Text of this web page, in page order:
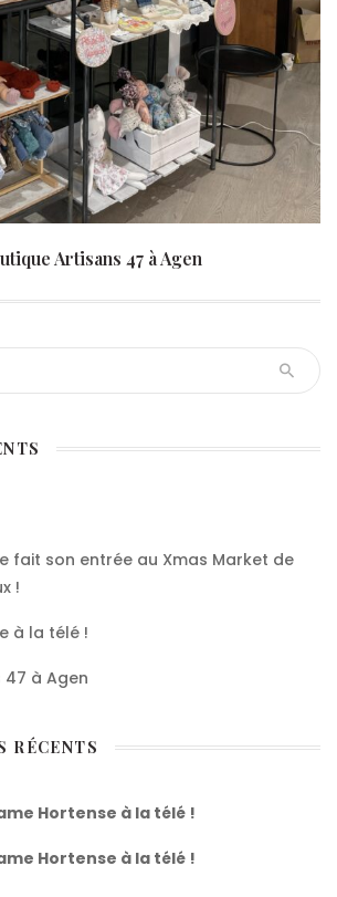
Artisans 47 à Agen
fait son entrée au Xmas Market de
!
à la télé !
47 à Agen
RÉCENTS
Hortense à la télé !
Hortense à la télé !